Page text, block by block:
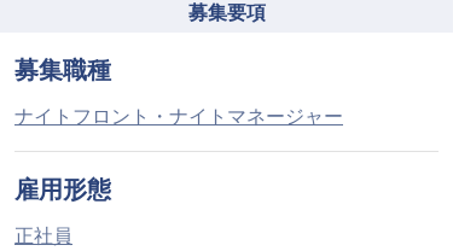
募集要項
募集職種
ナイトフロント・ナイトマネージャー
雇用形態
正社員